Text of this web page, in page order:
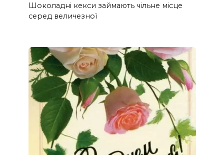
Шоколадні кекси займають чільне місце
серед величезної